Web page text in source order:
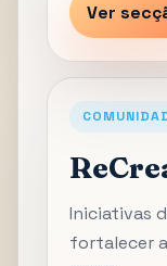
Ver
Iniciativas
fortalecer